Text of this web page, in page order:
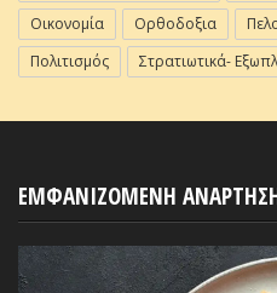
Οικονομία
Ορθοδοξια
Πολιτισμός
Στρατιωτικά-
ΕΜΦΑΝΙΖΟΜΕΝΗ